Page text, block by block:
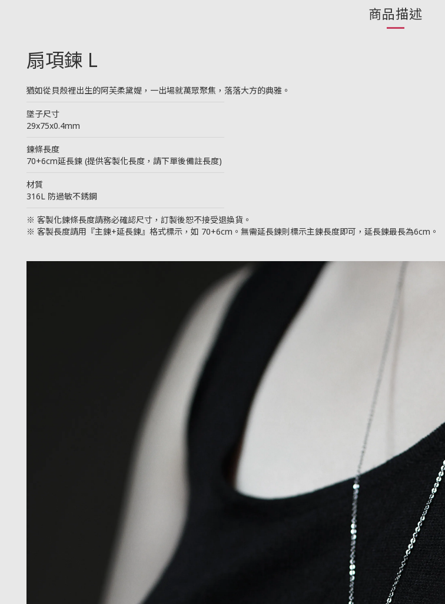
商品描述
扇項鍊 L
猶如從貝殼裡出生的阿芙柔黛媞，一出場就萬眾聚焦，落落大方的典雅。
墜子尺寸
29x75x0.4mm
鍊條長度
70+6cm延長鍊 (提供客製化長度，請下單後備註長度)
材質
316L 防過敏不銹鋼
※ 客製化鍊條長度請務必確認尺寸，訂製後恕不接受退換貨。
※ 客製長度請用『主鍊+延長鍊』格式標示，如 70+6cm。無需延長鍊則標示主鍊長度即可，延長鍊最長為6cm。